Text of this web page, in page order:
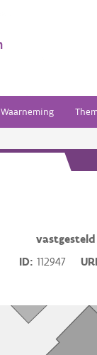
Waarneming
ID
112947 URI